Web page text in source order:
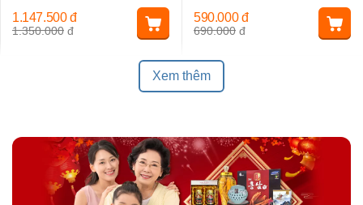
1.350.000 đ
1.147.500 đ
690.000 đ
590.000 đ
Xem thêm